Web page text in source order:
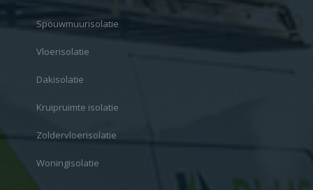
Spouwmuurisolatie
Vloerisolatie
Dakisolatie
Kruipruimte isolatie
Zoldervloerisolatie
Woningisolatie